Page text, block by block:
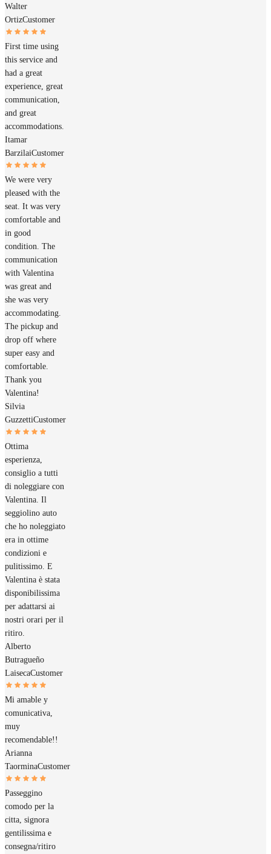
Walter
OrtizCustomer
First time using
this service and
had a great
experience, great
communication,
and great
accommodations.
Itamar
BarzilaiCustomer
We were very
pleased with the
seat. It was very
comfortable and
in good
condition. The
communication
with Valentina
was great and
she was very
accommodating.
The pickup and
drop off where
super easy and
comfortable.
Thank you
Valentina!
Silvia
GuzzettiCustomer
Ottima
esperienza,
consiglio a tutti
di noleggiare con
Valentina. Il
seggiolino auto
che ho noleggiato
era in ottime
condizioni e
pulitissimo. E
Valentina è stata
disponibilissima
per adattarsi ai
nostri orari per il
ritiro.
Alberto
Butragueño
LaisecaCustomer
Mi amable y
comunicativa,
muy
recomendable!!
Arianna
TaorminaCustomer
Passeggino
comodo per la
citta, signora
gentilissima e
consegna/ritiro